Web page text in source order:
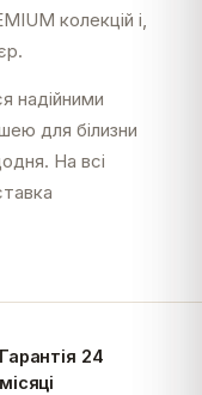
колекцій і,
надійними
для білизни
На всі
Гарантія 24
місяці